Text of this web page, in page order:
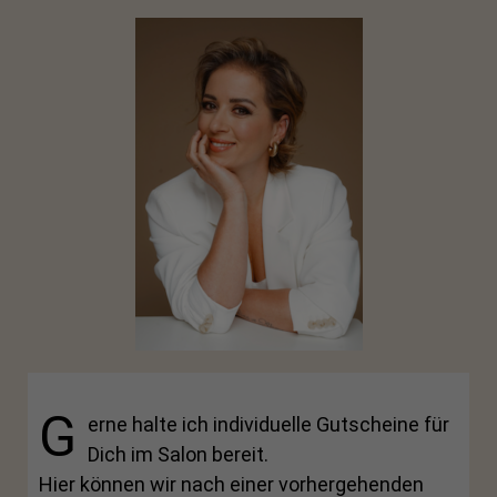
G
erne halte ich individuelle Gutscheine für
Dich im Salon bereit.
Hier können wir nach einer vorhergehenden